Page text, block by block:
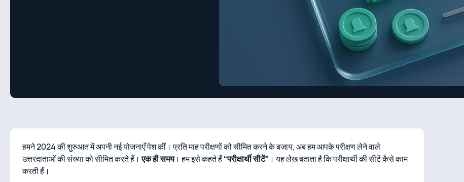
हमने 2024 की शुरुआत में अपनी नई योजनाएँ पेश कीं। प्रति माह परीक्षणों को सीमित करने के बजाय, अब हम आपके परीक्षण लेने वाले
उत्तरदाताओं की संख्या को सीमित करते हैं।एक ही समय। हम इसे कहते हैं“परीक्षार्थी सीटें” । यह लेख बताता है कि परीक्षार्थी की सीटें कैसे काम
करती हैं।